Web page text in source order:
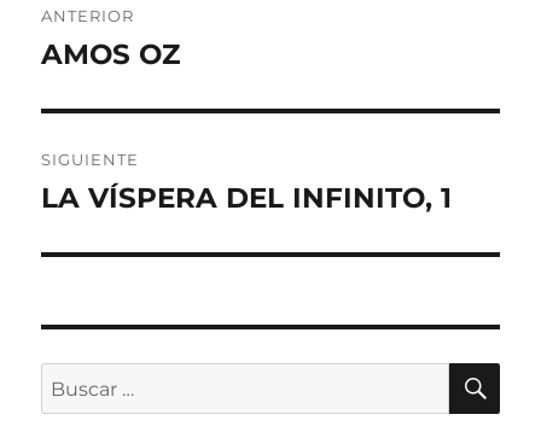
de
ANTERIOR
Entrada
AMOS OZ
SIGUIENTE
Entrada
LA VÍSPERA DEL INFINITO, 1
Buscar
por: